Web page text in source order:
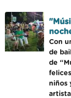
Con
de
de
niños